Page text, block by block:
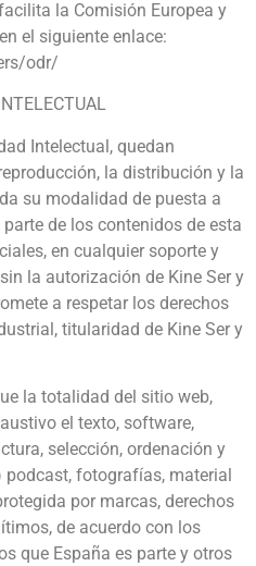
la Comisión Europea y
el siguiente enlace:
odr/
Intelectual, quedan
la distribución y la
su modalidad de puesta a
de los contenidos de esta
en cualquier soporte y
la autorización de Kine Ser y
a respetar los derechos
titularidad de Kine Ser y
la totalidad del sitio web,
el texto, software,
selección, ordenación y
fotografías, material
por marcas, derechos
de acuerdo con los
que España es parte y otros